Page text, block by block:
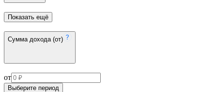
Показать ещё
Сумма дохода (от)
от
Выберите период